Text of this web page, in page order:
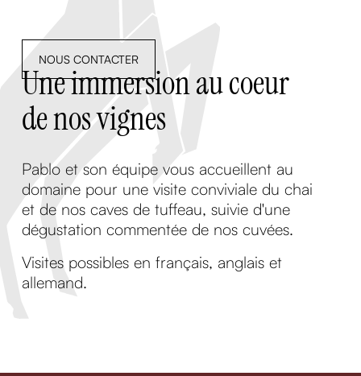
NOUS CONTACTER
Une immersion au coeur
de nos vignes
Pablo et son équipe vous accueillent au
domaine pour une visite conviviale du chai
et de nos caves de tuffeau, suivie d'une
dégustation commentée de nos cuvées.
Visites possibles en français, anglais et
allemand.